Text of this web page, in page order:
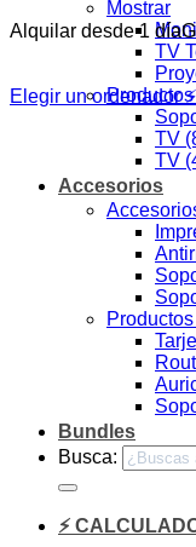
Mostrar
TV
TV
TV
Accesorios
Bundles
Busca:
⚡
Alquilar desde 1 día
Elegir un ordenador